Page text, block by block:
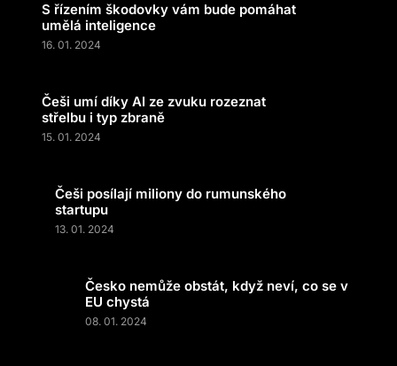
S řízením škodovky vám bude pomáhat
umělá inteligence
16. 01. 2024
Češi umí díky AI ze zvuku rozeznat
střelbu i typ zbraně
15. 01. 2024
Češi posílají miliony do rumunského
startupu
13. 01. 2024
Česko nemůže obstát, když neví, co se v
EU chystá
08. 01. 2024